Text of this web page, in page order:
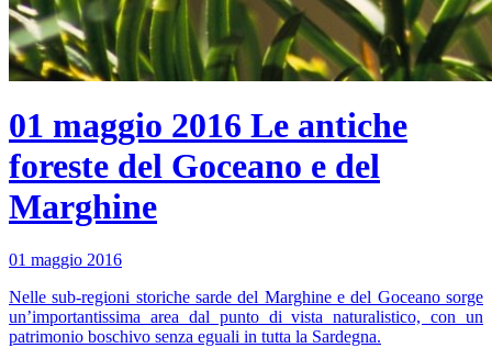
01 maggio 2016 Le antiche
foreste del Goceano e del
Marghine
01 maggio 2016
Nelle sub-regioni storiche sarde del Marghine e del Goceano sorge
un’importantissima area dal punto di vista naturalistico, con un
patrimonio boschivo senza eguali in tutta la Sardegna.